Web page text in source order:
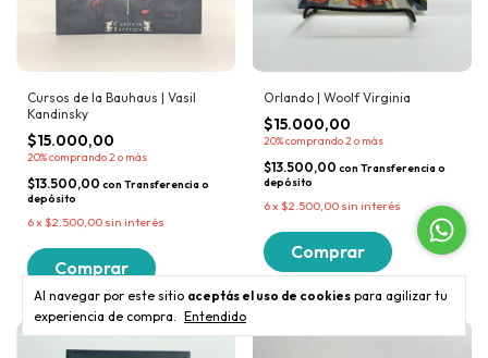
Al navegar por este sitio aceptás el uso de cookies para agilizar tu
experiencia de compra. Entendido
Cursos de la Bauhaus | Vasil
Kandinsky
$15.000,00
20%comprando 2 o más
$13.500,00 con Transferencia o
depósito
6x $2.500,00 sin interés
Orlando | Woolf Virginia
$15.000,00
20%comprando 2 o más
$13.500,00 con Transferencia o
depósito
6x $2.500,00 sin interés